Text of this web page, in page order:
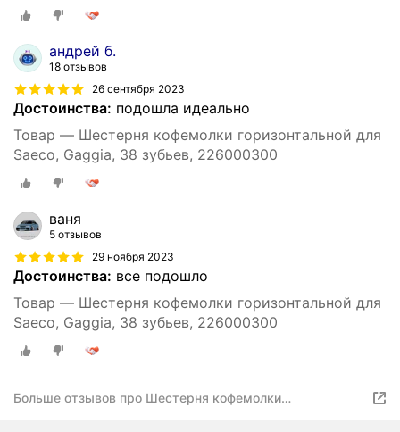
андрей б.
18 отзывов
26 сентября 2023
Достоинства: подошла идеально
Товар — Шестерня кофемолки горизонтальной для
Saeco, Gaggia, 38 зубьев, 226000300
ваня
5 отзывов
29 ноября 2023
Достоинства: все подошло
Товар — Шестерня кофемолки горизонтальной для
Saeco, Gaggia, 38 зубьев, 226000300
Больше отзывов про Шестерня кофемолки